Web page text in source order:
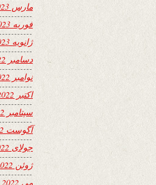
مارس 2023
فوریه 2023
ژانویه 2023
دسامبر 2022
نوامبر 2022
اکتبر 2022
سپتامبر 2022
آگوست 2022
جولای 2022
ژوئن 2022
می 2022